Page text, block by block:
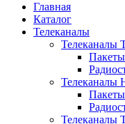
Главная
Каталог
Телеканалы
Телеканалы
Телеканалы